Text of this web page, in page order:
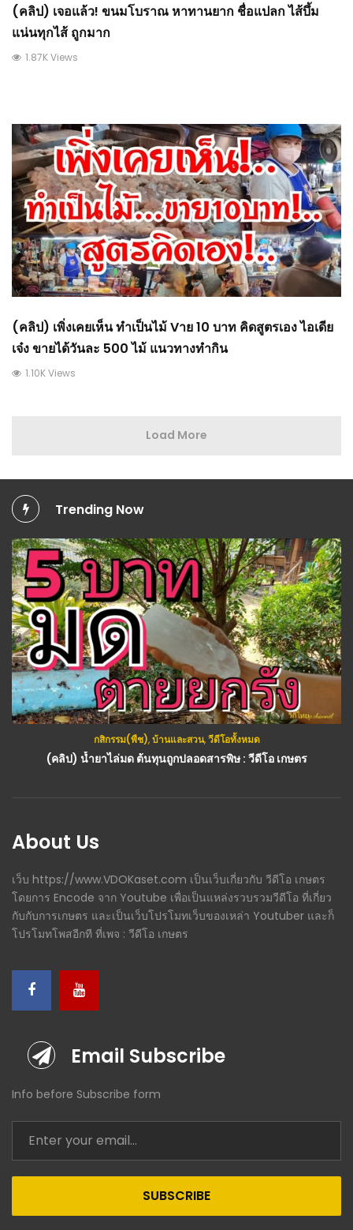
(คลิป) เจอแล้ว! ขนมโบราณ หาทานยาก ชื่อแปลก ไส้บึ้ม
แน่นทุกไส้ ถูกมาก
1.87K Views
(คลิป) เพิ่งเคยเห็น ทำเป็นไม้ Vาย 10 บาท คิดสูตรเอง ไอเดีย
เจ๋ง ขายได้วันละ 500 ไม้ แนวทางทำกิน
1.10K Views
Load More
Trending Now
กสิกรรม(พืช),บ้านและสวน,วีดีโอทั้งหมด
(คลิป) น้ำยาไล่มด ต้นทุนถูกปลอดสารพิษ : วีดีโอ เกษตร
กสิกรรม(พืช),บ้านและสวน,วีดีโอทั้งหมด
About Us
เว็บ https://www.VDOKaset.com เป็นเว็บเกี่ยวกับ วีดีโอ เกษตร
โดยการ Encode จาก Youtube เพื่อเป็นแหล่งรวบรวมวีดีโอ ที่เกี่ยว
กับกับการเกษตร และเป็นเว็บโปรโมทเว็บของเหล่า Youtuber และก็
โปรโมทโพสอีกที ที่เพจ : วีดีโอ เกษตร
Email Subscribe
Info before Subscribe form
SUBSCRIBE